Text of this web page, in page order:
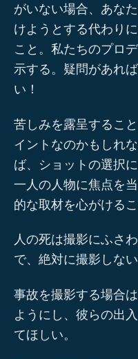
がいない場合、あな
けようとする代わり
こと。私たちのプロ
示する。疑問があれ
い！
苦しみを露呈するこ
イントなのかもしれ
ば、ショットの選択
一人の人物に焦点を
的な取材を心がけるこ
人の死は撮影にふさ
で、絶対に撮影しない
事故を撮影する場合
ようにし、彼らの出
てほしい。